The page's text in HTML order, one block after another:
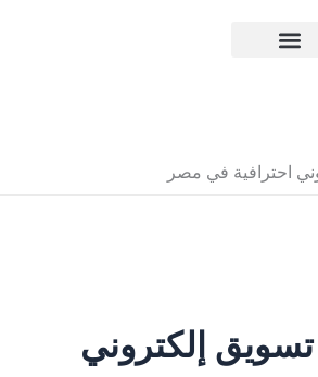
احترافية في مصر
إلكتروني